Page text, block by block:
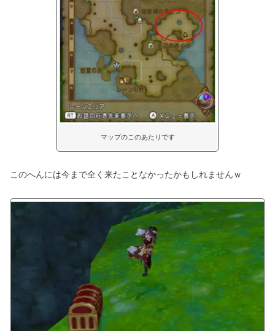
マップのこのあたりです
このへんには今まで全く来たことなかったかもしれませんｗ